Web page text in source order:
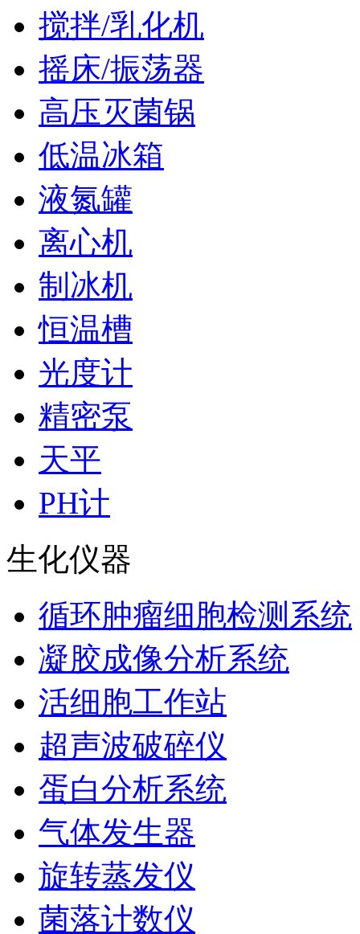
搅拌/乳化机
摇床/振荡器
高压灭菌锅
低温冰箱
液氮罐
离心机
制冰机
恒温槽
光度计
精密泵
天平
PH计
生化仪器
循环肿瘤细胞检测系统
凝胶成像分析系统
活细胞工作站
超声波破碎仪
蛋白分析系统
气体发生器
旋转蒸发仪
菌落计数仪